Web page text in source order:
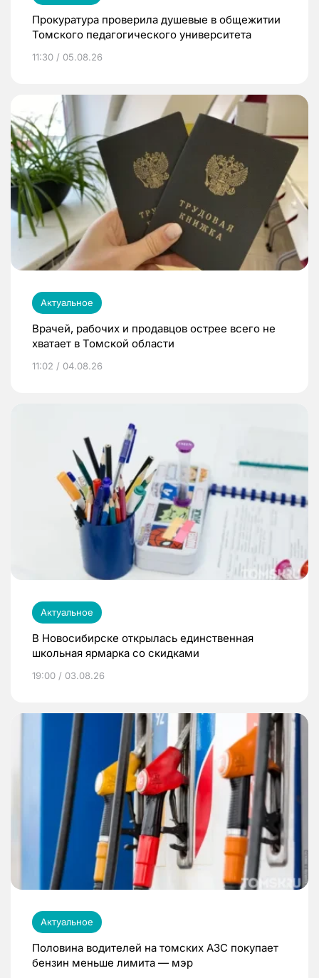
Прокуратура проверила душевые в общежитии
Томского педагогического университета
11:30 / 05.08.26
Актуальное
Врачей, рабочих и продавцов острее всего не
хватает в Томской области
11:02 / 04.08.26
Актуальное
В Новосибирске открылась единственная
школьная ярмарка со скидками
19:00 / 03.08.26
Актуальное
Половина водителей на томских АЗС покупает
бензин меньше лимита — мэр